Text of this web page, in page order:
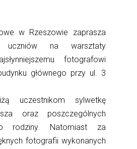
w Rzeszowie zaprasza
uczniów na warsztaty
fotografowi
głównego przy ul. 3
uczestnikom sylwetkę
oraz poszczególnych
rodziny. Natomiast za
fotografii wykonanych